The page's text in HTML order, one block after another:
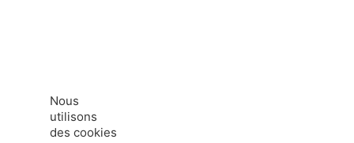
Nous
utilisons
des cookies